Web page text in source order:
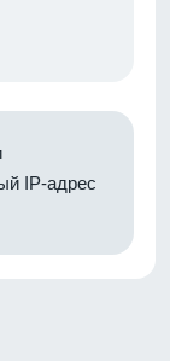
IP-адрес